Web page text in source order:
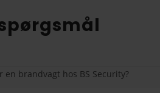
brandvagt hos BS Security?